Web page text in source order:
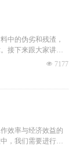
中的伪劣和残渣，
接下来跟大家讲解
넶 7177
效率与经济效益的
，我们需要进行正